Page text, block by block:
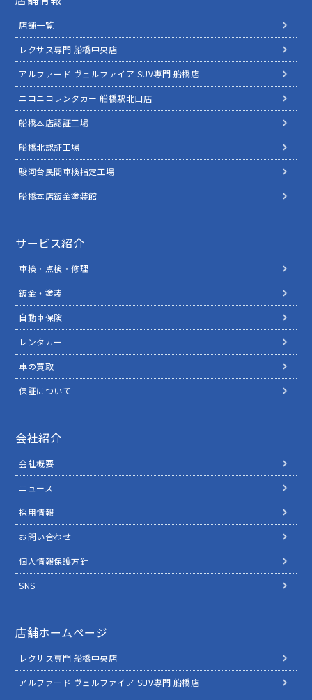
店舗一覧
レクサス専門 船橋中央店
アルファード ヴェルファイア SUV専門 船橋店
ニコニコレンタカー 船橋駅北口店
船橋本店認証工場
船橋北認証工場
駿河台民間車検指定工場
船橋本店鈑金塗装館
サービス紹介
車検・点検・修理
鈑金・塗装
自動車保険
レンタカー
車の買取
保証について
会社紹介
会社概要
ニュース
採用情報
お問い合わせ
個人情報保護方針
SNS
店舗ホームページ
レクサス専門 船橋中央店
アルファード ヴェルファイア SUV専門 船橋店